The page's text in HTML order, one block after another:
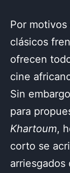
Por
clásicos
ofrecen
cine
Sin
para
Khartoum,
corto se